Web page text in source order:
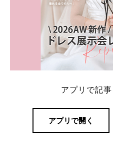
アプリで記
アプリで開く